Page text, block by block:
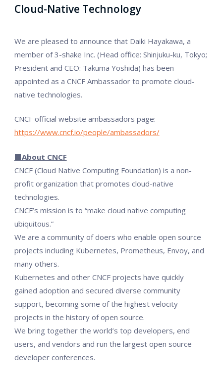
Cloud-Native Technology
We are pleased to announce that Daiki Hayakawa, a
member of 3-shake Inc. (Head office: Shinjuku-ku, Tokyo;
President and CEO: Takuma Yoshida) has been
appointed as a CNCF Ambassador to promote cloud-
native technologies.
CNCF official website ambassadors page:
https://www.cncf.io/people/ambassadors/
■About CNCF
CNCF (Cloud Native Computing Foundation) is a non-
profit organization that promotes cloud-native
technologies.
CNCF’s mission is to “make cloud native computing
ubiquitous.”
We are a community of doers who enable open source
projects including Kubernetes, Prometheus, Envoy, and
many others.
Kubernetes and other CNCF projects have quickly
gained adoption and secured diverse community
support, becoming some of the highest velocity
projects in the history of open source.
We bring together the world’s top developers, end
users, and vendors and run the largest open source
developer conferences.